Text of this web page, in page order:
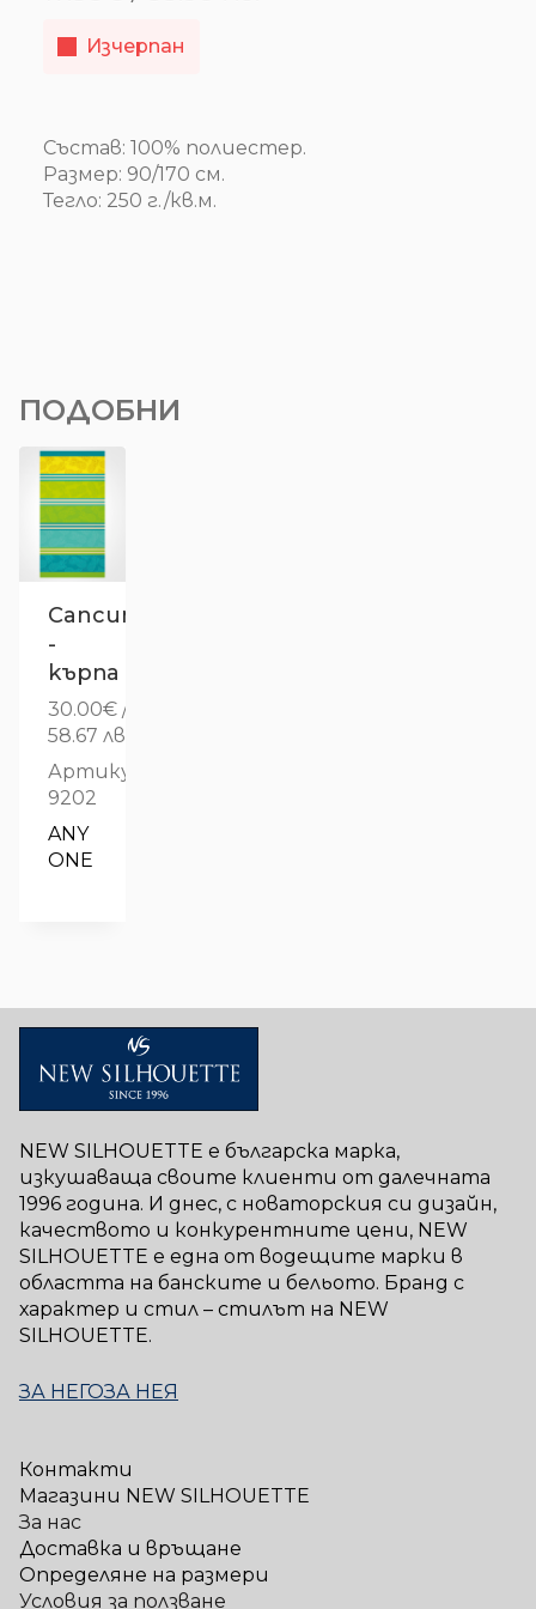
was:
/
33.99 лв..
е:
/
27.38 лв..
Изчерпан
Състав: 100% полиестер.
Размер: 90/170 см.
Тегло: 250 г./кв.м.
ПОДОБНИ
Cancun
-
kърпа
30.00€ /
58.67 лв.
Артикул:
9202
ANY
ONE
NEW SILHOUETTE е българска марка,
изкушаваща своите клиенти от далечната
1996 година. И днес, с новаторския си дизайн,
качеството и конкурентните цени, NEW
SILHOUETTE е една от водещите марки в
областта на банските и бельото. Бранд с
характер и стил – стилът на NEW
SILHOUETTE.
ЗА НЕГОЗА НЕЯ
Контакти
Магазини NEW SILHOUETTE
За нас
Доставка и връщане
Определяне на размери
Условия за ползване